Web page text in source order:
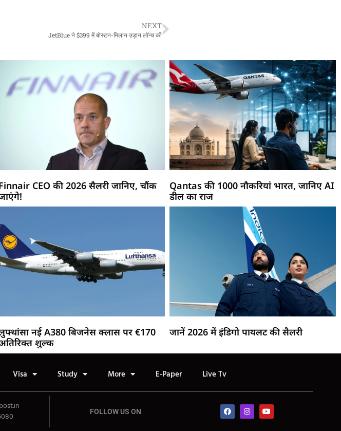
NEXT
JetBlue ने $399 में बोस्टन-मिलान उड़ान लॉन्च की
CEO की 2026 सैलरी जानिए, चौंक
Qantas की 1000 नौकरियां भारत, जानिए AI
डील का राज
नई A380 बिजनेस क्लास पर €170
शुल्क
जानें 2026 में इंडिगो पायलट की सैलरी
Visa Study More E-Paper Live Tv
FOLLOW US ON